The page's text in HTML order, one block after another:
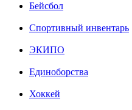
Бейсбол
Спортивный инвентарь
ЭКИПО
Единоборства
Хоккей